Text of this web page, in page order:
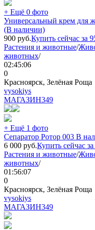
+ Ещё 0 фото
Универсальный крем для
(В наличии)
900 руб.Купить сейчас за
Растения и животные/
животных/
02:45:06
0
Красноярск, Зелёная Роща
vysokiys
МАГАЗИН349
+ Ещё 1 фото
Сепаратор Ротор 003 В
6 000 руб.Купить сейчас за
Растения и животные/
животных/
01:56:07
0
Красноярск, Зелёная Роща
vysokiys
МАГАЗИН349